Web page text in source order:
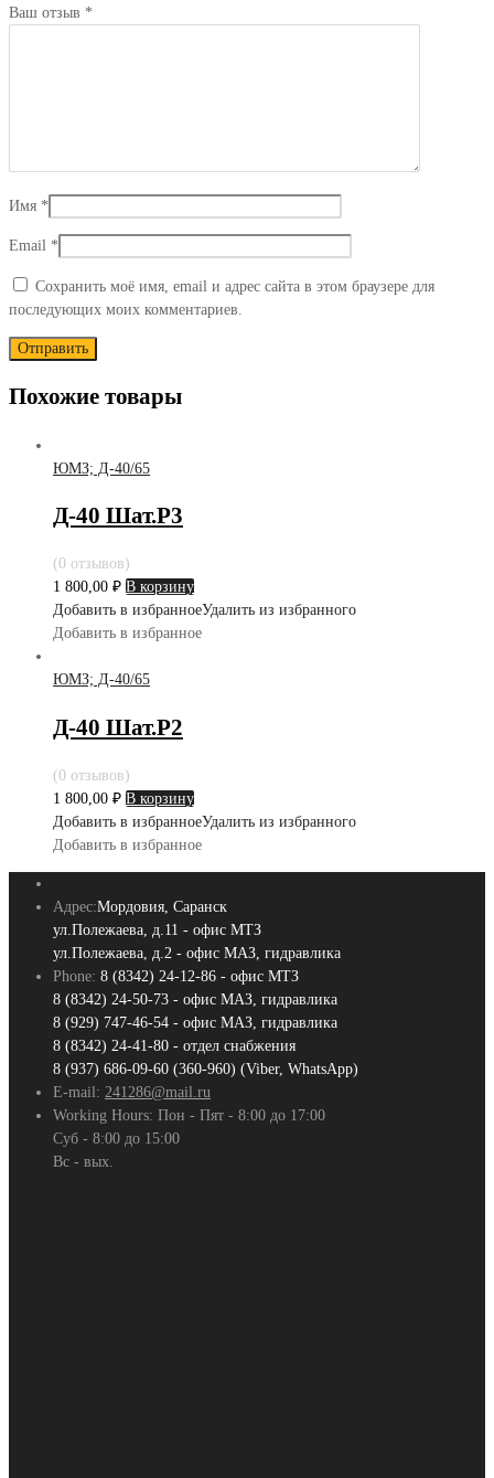
Ваш отзыв *
Имя *
Email *
Сохранить моё имя, email и адрес сайта в этом браузере для
последующих моих комментариев.
Похожие товары
ЮМЗ; Д-40/65
Д-40 Шат.Р3
(0 отзывов)
1 800,00 ₽ В корзину
Добавить в избранноеУдалить из избранного
Добавить в избранное
ЮМЗ; Д-40/65
Д-40 Шат.Р2
(0 отзывов)
1 800,00 ₽ В корзину
Добавить в избранноеУдалить из избранного
Добавить в избранное
Адрес:Мордовия, Саранск
ул.Полежаева, д.11 - офис МТЗ
ул.Полежаева, д.2 - офис МАЗ, гидравлика
Phone: 8 (8342) 24-12-86 - офис МТЗ
8 (8342) 24-50-73 - офис МАЗ, гидравлика
8 (929) 747-46-54 - офис МАЗ, гидравлика
8 (8342) 24-41-80 - отдел снабжения
8 (937) 686-09-60 (360-960) (Viber, WhatsApp)
E-mail: 241286@mail.ru
Working Hours: Пон - Пят - 8:00 до 17:00
Суб - 8:00 до 15:00
Вс - вых.